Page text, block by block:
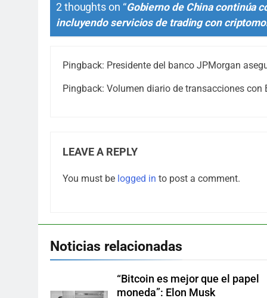
2 thoughts on “Gobierno de China continúa
incluyendo servicios de trading con
Pingback: Presidente del banco JPMorgan
Pingback: Volumen diario de transacciones
LEAVE A REPLY
You must be logged in to post a comment.
Noticias relacionadas
“Bitcoin es mejor que el papel
moneda”: Elon Musk